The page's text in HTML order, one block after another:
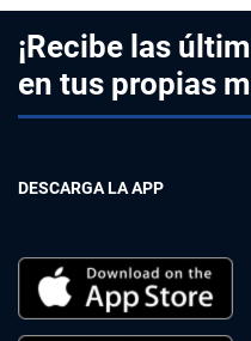
¡Recibe las
en tus propias
DESCARGA LA APP